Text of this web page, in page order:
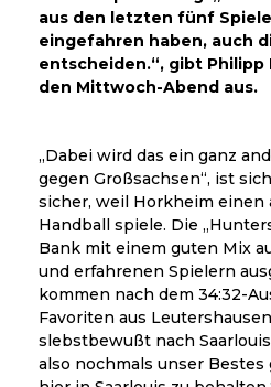
aus den letzten fünf
eingefahren haben, auch
entscheiden.“, gibt Philipp
den Mittwoch-Abend aus.
„Dabei wird das ein ganz
gegen Großsachsen“, ist
sicher, weil Horkheim einen
Handball spiele. Die
Bank mit einem guten Mix
und erfahrenen Spielern
kommen nach dem 34:32-
Favoriten aus
slebstbewußt nach
also nochmals unser